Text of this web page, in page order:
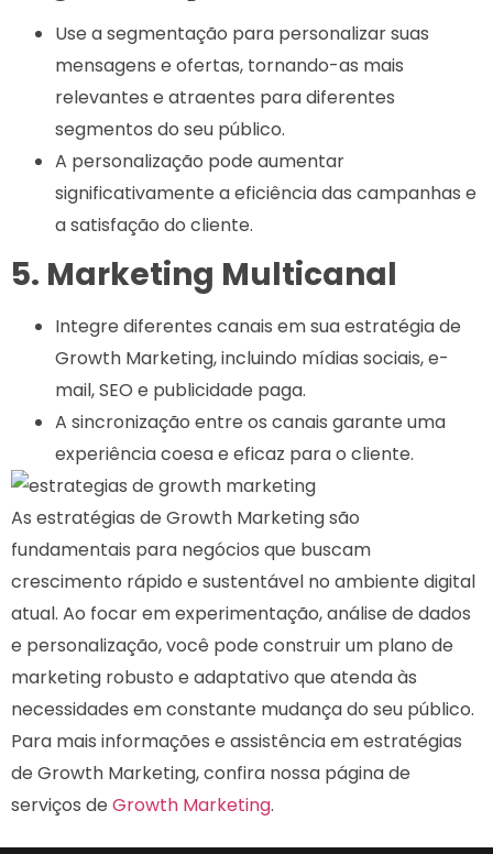
Use a segmentação para personalizar suas
mensagens e ofertas, tornando-as mais
relevantes e atraentes para diferentes
segmentos do seu público.
A personalização pode aumentar
significativamente a eficiência das campanhas e
a satisfação do cliente.
5. Marketing Multicanal
Integre diferentes canais em sua estratégia de
Growth Marketing, incluindo mídias sociais, e-
mail, SEO e publicidade paga.
A sincronização entre os canais garante uma
experiência coesa e eficaz para o cliente.
As estratégias de Growth Marketing são
fundamentais para negócios que buscam
crescimento rápido e sustentável no ambiente digital
atual. Ao focar em experimentação, análise de dados
e personalização, você pode construir um plano de
marketing robusto e adaptativo que atenda às
necessidades em constante mudança do seu público.
Para mais informações e assistência em estratégias
de Growth Marketing, confira nossa página de
serviços de Growth Marketing.